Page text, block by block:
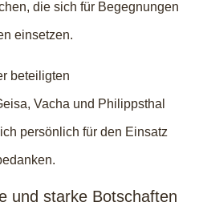
die sich für Begegnungen
einsetzen.
beteiligten
Vacha und Philippsthal
persönlich für den Einsatz
und starke Botschaften